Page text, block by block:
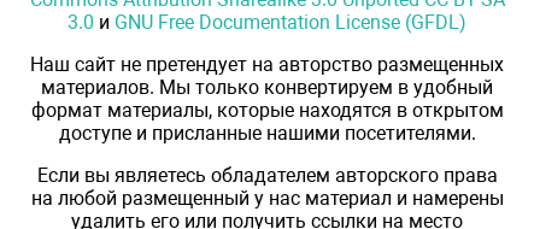
3.0 и GNU Free Documentation License (GFDL)
Наш сайт не претендует на авторство размещенных
материалов. Мы только конвертируем в удобный
формат материалы, которые находятся в открытом
доступе и присланные нашими посетителями.
Если вы являетесь обладателем авторского права
на любой размещенный у нас материал и намерены
удалить его или получить ссылки на место